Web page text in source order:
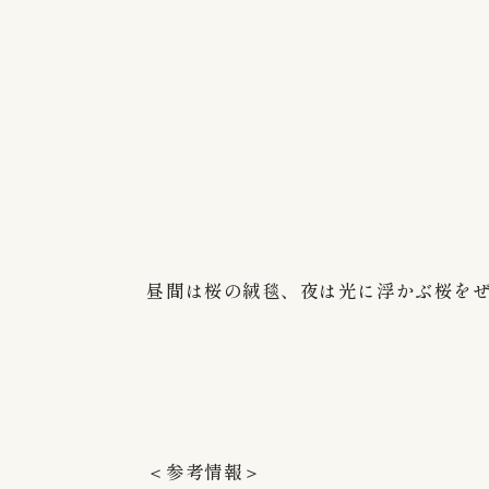
昼間は桜の絨毯、夜は光に浮かぶ桜を
＜参考情報＞